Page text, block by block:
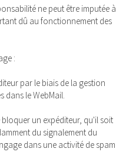
ne peut être imputée à
dû au fonctionnement des
:
par le biais de la gestion
dans le WebMail.
bloquer un expéditeur, qu'il soit
du signalement du
dans une activité de spam